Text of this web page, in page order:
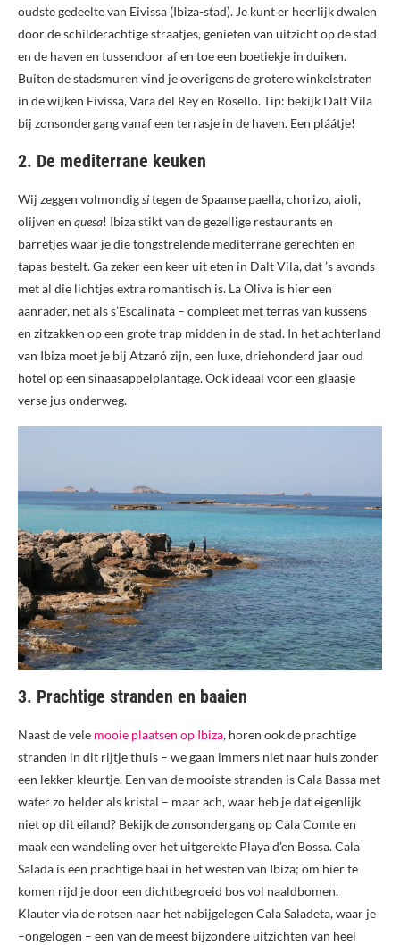
oudste gedeelte van Eivissa (Ibiza-stad). Je kunt er heerlijk dwalen
door de schilderachtige straatjes, genieten van uitzicht op de stad
en de haven en tussendoor af en toe een boetiekje in duiken.
Buiten de stadsmuren vind je overigens de grotere winkelstraten
in de wijken Eivissa, Vara del Rey en Rosello. Tip: bekijk Dalt Vila
bij zonsondergang vanaf een terrasje in de haven. Een pláátje!
2. De mediterrane keuken
Wij zeggen volmondigsitegen de Spaanse paella, chorizo, aioli,
olijven en quesa! Ibiza stikt van de gezellige restaurants en
barretjes waar je die tongstrelende mediterrane gerechten en
tapas bestelt. Ga zeker een keer uit eten in Dalt Vila, dat ’s avonds
met al die lichtjes extra romantisch is. La Oliva is hier een
aanrader, net als s’Escalinata – compleet met terras van kussens
en zitzakken op een grote trap midden in de stad. In het achterland
van Ibiza moet je bij Atzaró zijn, een luxe, driehonderd jaar oud
hotel op een sinaasappelplantage. Ook ideaal voor een glaasje
verse jus onderweg.
3. Prachtige stranden en baaien
Naast de vele mooie plaatsen op Ibiza, horen ook de prachtige
stranden in dit rijtje thuis – we gaan immers niet naar huis zonder
een lekker kleurtje. Een van de mooiste stranden is Cala Bassa met
water zo helder als kristal – maar ach, waar heb je dat eigenlijk
niet op dit eiland? Bekijk de zonsondergang op Cala Comte en
maak een wandeling over het uitgerekte Playa d’en Bossa. Cala
Salada is een prachtige baai in het westen van Ibiza; om hier te
komen rijd je door een dichtbegroeid bos vol naaldbomen.
Klauter via de rotsen naar het nabijgelegen Cala Saladeta, waar je
–ongelogen – een van de meest bijzondere uitzichten van heel